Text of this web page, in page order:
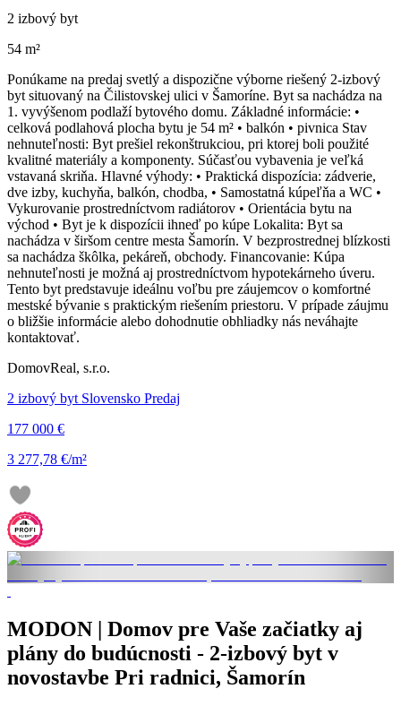
2 izbový byt
54 m²
Ponúkame na predaj svetlý a dispozične výborne riešený 2-izbový
byt situovaný na Čilistovskej ulici v Šamoríne. Byt sa nachádza na
1. vyvýšenom podlaží bytového domu. Základné informácie: •
celková podlahová plocha bytu je 54 m² • balkón • pivnica Stav
nehnuteľnosti: Byt prešiel rekonštrukciou, pri ktorej boli použité
kvalitné materiály a komponenty. Súčasťou vybavenia je veľká
vstavaná skriňa. Hlavné výhody: • Praktická dispozícia: zádverie,
dve izby, kuchyňa, balkón, chodba, • Samostatná kúpeľňa a WC •
Vykurovanie prostredníctvom radiátorov • Orientácia bytu na
východ • Byt je k dispozícii ihneď po kúpe Lokalita: Byt sa
nachádza v širšom centre mesta Šamorín. V bezprostrednej blízkosti
sa nachádza škôlka, pekáreň, obchody. Financovanie: Kúpa
nehnuteľnosti je možná aj prostredníctvom hypotekárneho úveru.
Tento byt predstavuje ideálnu voľbu pre záujemcov o komfortné
mestské bývanie s praktickým riešením priestoru. V prípade záujmu
o bližšie informácie alebo dohodnutie obhliadky nás neváhajte
kontaktovať.
DomovReal, s.r.o.
2 izbový byt Slovensko Predaj
177 000 €
3 277,78 €/m²
MODON | Domov pre Vaše začiatky aj
plány do budúcnosti - 2-izbový byt v
novostavbe Pri radnici, Šamorín